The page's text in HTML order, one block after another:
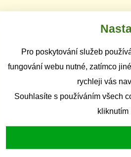
Pro poskytování služeb
fungování webu nutné, zatímco
rychleji vás
Souhlasíte s používáním všech
kliknutím